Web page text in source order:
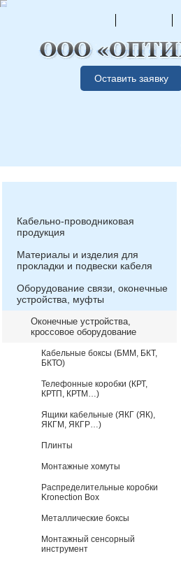
Оставить заявку
Кабельно-проводниковая
продукция
Материалы и изделия для
прокладки и подвески кабеля
Оборудование связи, оконечные
устройства, муфты
Оконечные устройства,
кроссовое оборудование
Кабельные боксы (БММ, БКТ,
БКТО)
Телефонные коробки (КРТ,
КРТП, КРТМ…)
Ящики кабельные (ЯКГ (ЯК),
ЯКГМ, ЯКГР…)
Плинты
Монтажные хомуты
Распределительные коробки
Kronection Box
Металлические боксы
Монтажный сенсорный
инструмент